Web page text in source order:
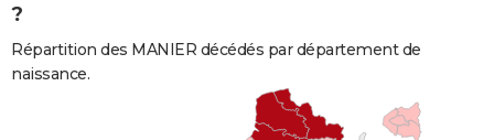
?
Répartition des MANIER décédés par département de
naissance.